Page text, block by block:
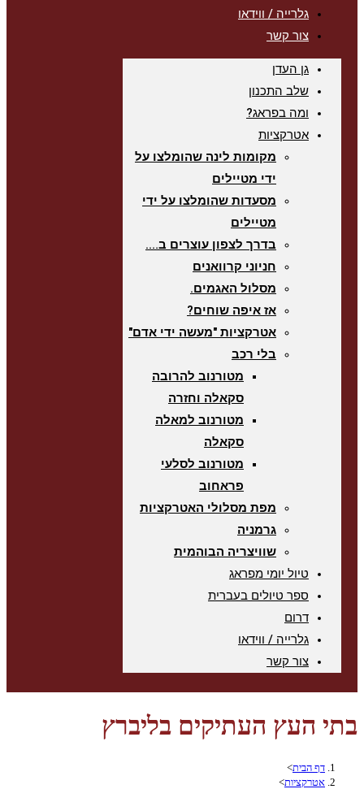
גלרייה / ווידאו
צור קשר
גן העדן
שלב התכנון
ומה בפראג?
אטרקציות
מקומות לינה שהומלצו על
ידי מטיילים
מסעדות שהומלצו על ידי
מטיילים
בדרך לצפון עוצרים ב….
חניוני קרוואנים
מסלול האגמים.
אז איפה שוחים?
אטרקציות "מעשה ידי אדם"
בלי רכב
מטורנוב להרובה
סקאלה וחזרה
מטורנוב למאלה
סקאלה
מטורנוב לסלעי
פראחוב
מפת מסלולי האטרקציות
גרמניה
שוויצריה הבוהמית
טיול יומי מפראג
ספר טיולים בעברית
דרום
גלרייה / ווידאו
צור קשר
בתי העץ העתיקים בליברץ
דף הבית>
אטרקציות>